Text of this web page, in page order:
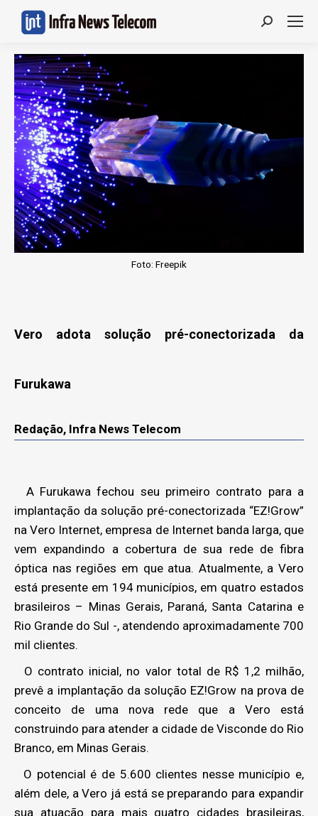
Search:
Foto: Freepik
Vero adota solução pré-conectorizada da
Furukawa
Redação, Infra News Telecom
A Furukawa fechou seu primeiro contrato para a
implantação da solução pré-conectorizada “EZ!Grow”
na Vero Internet, empresa de Internet banda larga, que
vem expandindo a cobertura de sua rede de fibra
óptica nas regiões em que atua. Atualmente, a Vero
está presente em 194 municípios, em quatro estados
brasileiros – Minas Gerais, Paraná, Santa Catarina e
Rio Grande do Sul -, atendendo aproximadamente 700
mil clientes.
O contrato inicial, no valor total de R$ 1,2 milhão,
prevê a implantação da solução EZ!Grow na prova de
conceito de uma nova rede que a Vero está
construindo para atender a cidade de Visconde do Rio
Branco, em Minas Gerais.
O potencial é de 5.600 clientes nesse município e,
além dele, a Vero já está se preparando para expandir
sua atuação para mais quatro cidades brasileiras,